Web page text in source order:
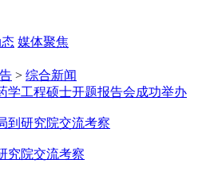
媒体聚焦
> 综合新闻
学工程硕士开题报告会成功举办
到研究院交流考察
究院交流考察